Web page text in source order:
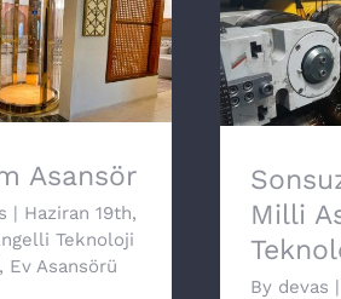
Asansör
Asansör
| Haziran 19th,
Teknoloji
, Ev Asansörü
Milli
By devas |